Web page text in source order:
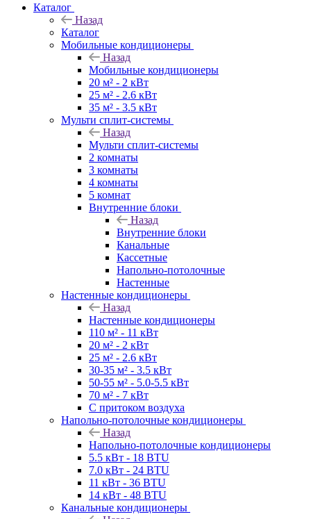
Каталог
Назад
Каталог
Мобильные кондиционеры
Назад
Мобильные кондиционеры
20 м² - 2 кВт
25 м² - 2.6 кВт
35 м² - 3.5 кВт
Мульти сплит-системы
Назад
Мульти сплит-системы
2 комнаты
3 комнаты
4 комнаты
5 комнат
Внутренние блоки
Назад
Внутренние блоки
Канальные
Кассетные
Напольно-потолочные
Настенные
Настенные кондиционеры
Назад
Настенные кондиционеры
110 м² - 11 кВт
20 м² - 2 кВт
25 м² - 2.6 кВт
30-35 м² - 3.5 кВт
50-55 м² - 5.0-5.5 кВт
70 м² - 7 кВт
С притоком воздуха
Напольно-потолочные кондиционеры
Назад
Напольно-потолочные кондиционеры
5.5 кВт - 18 BTU
7.0 кВт - 24 BTU
11 кВт - 36 BTU
14 кВт - 48 BTU
Канальные кондиционеры